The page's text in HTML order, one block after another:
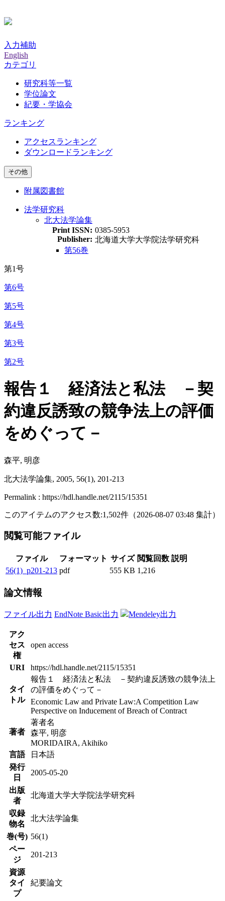
入力補助
English
カテゴリ
研究科等一覧
学位論文
紀要・学協会
ランキング
アクセスランキング
ダウンロードランキング
その他
附属図書館
法学研究科
北大法学論集
Print ISSN: 0385-5953
Publisher: 北海道大学大学院法学研究科
第56巻
第1号
第6号
第5号
第4号
第3号
第2号
報告１ 経済法と私法 －契
約違反誘致の競争法上の評価
をめぐって－
森平, 明彦
北大法学論集, 2005, 56(1), 201-213
Permalink : https://hdl.handle.net/2115/15351
このアイテムのアクセス数:1,502件 （2026-08-07 03:48 集計）
閲覧可能ファイル
ファイル フォーマット サイズ 閲覧回数 説明
56(1)_p201-213 pdf 555 KB 1,216
論文情報
ファイル出力 EndNote Basic出力 Mendeley出力
アク
セス
権
open access
URI https://hdl.handle.net/2115/15351
タイ
トル
報告１ 経済法と私法 －契約違反誘致の競争法上
の評価をめぐって－
Economic Law and Private Law:A Competition Law
Perspective on Inducement of Breach of Contract
著者
著者名
森平, 明彦
MORIDAIRA, Akihiko
言語
日本語
発行
日
2005-05-20
出版
者
北海道大学大学院法学研究科
収録
物名
北大法学論集
巻(号) 56(1)
ペー
ジ
201-213
資源
タイ
プ
紀要論文